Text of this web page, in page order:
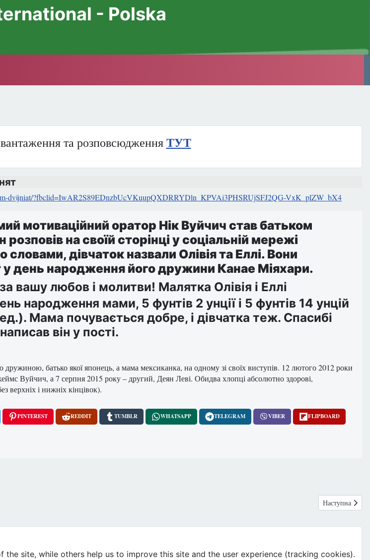
- Polska
та розповсюдження ТУТ
dvijniat/?fbclid=IwAR2S89EDnzbUcVKuupQXDRRYDln_KPVAi3PHSRUjSFJ2QG-VxK_plZW_bX4
мотиваційний оратор Нік Вуйчич став батьком
розповів на своїй сторінці у соціальній мережі
словами, дівчаток назвали Олівія та Еллі. Вони
у день народження його дружини Канае Міяхари.
вашу любов і молитви! Малятка Олівія і Еллі
народження мами, 5 фунтів 2 унції і 5 фунтів 14 унцій
Мама почувається добре, і дівчатка теж. Спасибі
він у пості.
батько якої японець, а мама мексиканка, на одному зі своїх виступів. 12 лютого 2012 роки
Вуйчич, а 7 серпня 2015 року – другий, Деян Леві. Обидва хлопці абсолютно здорові,
верхніх і нижніх кінцівок).
PINTEREST REDDIT TUMBLR WHATSAPP TELEGRAM VIBER FLIPBOARD
Наступна
Наступна
site, while others help us to improve this site and the user experience (tracking cookies).